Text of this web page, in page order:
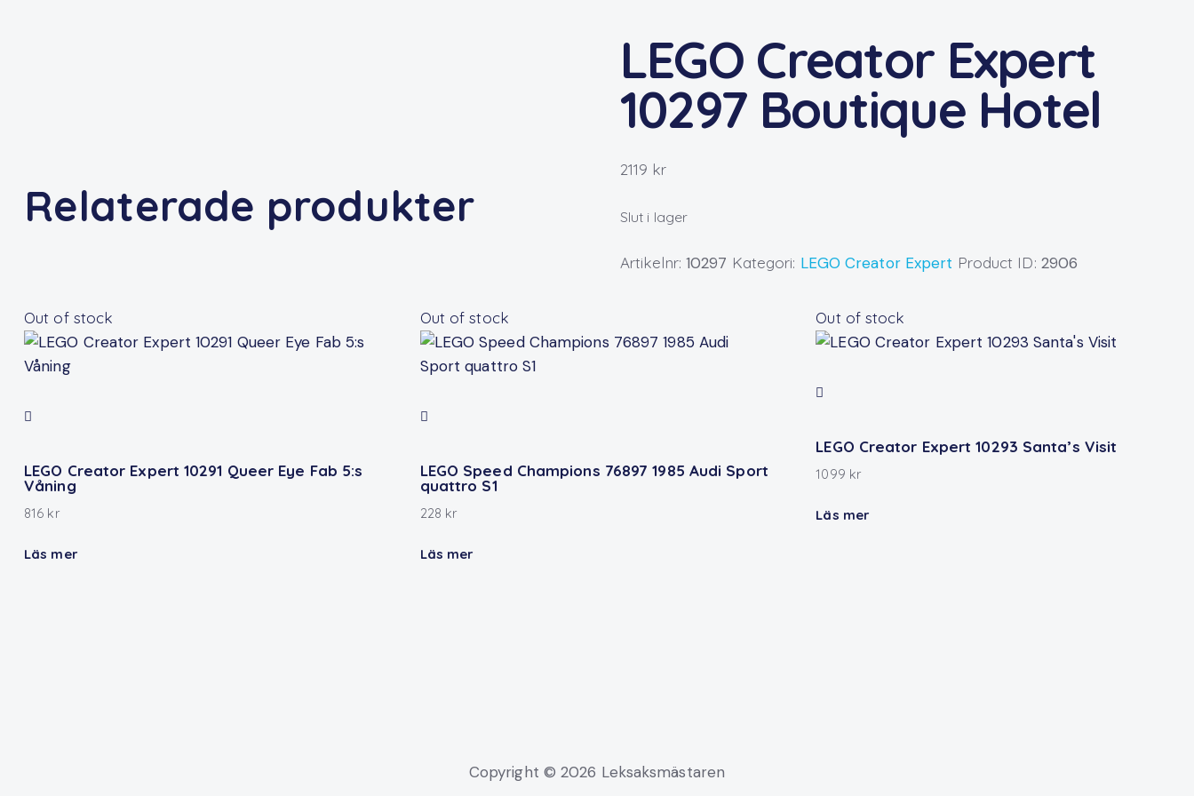
LEGO Creator Expert
10297 Boutique Hotel
2119 kr
Slut i lager
Artikelnr: 10297 Kategori: LEGO Creator Expert Product ID: 2906
Relaterade produkter
Out of stock
LEGO Creator Expert 10291 Queer Eye Fab 5:s
Våning
816 kr
Läs mer
Out of stock
LEGO Speed ​​Champions 76897 1985 Audi Sport
quattro S1
228 kr
Läs mer
Out of stock
LEGO Creator Expert 10293 Santa’s Visit
1099 kr
Läs mer
Copyright © 2026 Leksaksmästaren